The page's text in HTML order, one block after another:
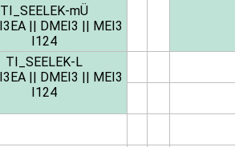
TI_SEELEK-mÜ
I3EA DMEI3
MEI3
I124
TI_SEELEK-L
I3EA DMEI3
MEI3
I124